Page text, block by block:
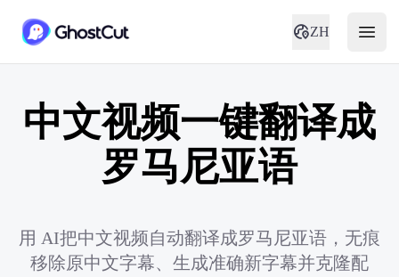
ZH
中文视频一键翻译成
罗马尼亚语
用 AI把中文视频自动翻译成罗马尼亚语，无痕
移除原中文字幕、生成准确新字幕并克隆配